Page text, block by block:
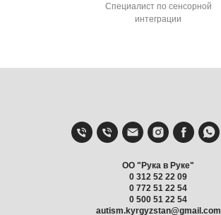
Специалист по сенсорной
интеграции
OO "Рука в Руке"
0 312 52 22 09
0 772 51 22 54
0 500 51 22 54
autism.kyrgyzstan@gmail.com